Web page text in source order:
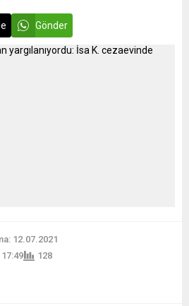
Gönder
12.07.2021
128